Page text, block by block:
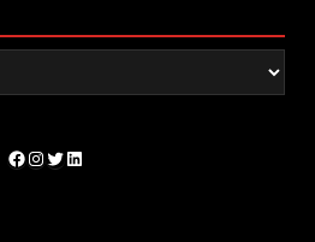
Facebook
Instagram
Twitter
LinkedIn